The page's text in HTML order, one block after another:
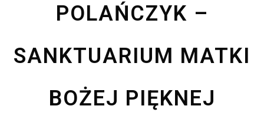
POLAŃCZYK –
SANKTUARIUM MATKI
BOŻEJ PIĘKNEJ